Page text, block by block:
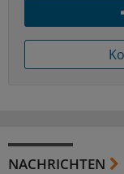
NACHRICHTEN